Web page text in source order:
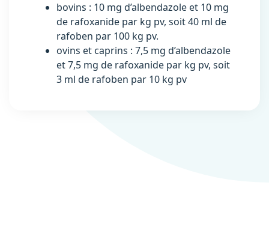
bovins : 10 mg d’albendazole et 10 mg
de rafoxanide par kg pv, soit 40 ml de
rafoben par 100 kg pv.
ovins et caprins : 7,5 mg d’albendazole
et 7,5 mg de rafoxanide par kg pv, soit
3 ml de rafoben par 10 kg pv